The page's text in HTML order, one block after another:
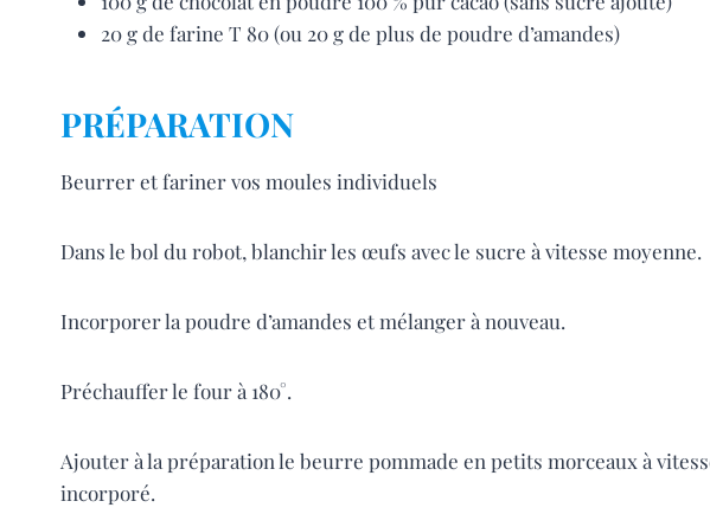
20 g de farine T 80 (ou 20 g de plus de poudre d’amandes)
PRÉPARATION
Beurrer et fariner vos moules individuels
Dans le bol du robot, blanchir les œufs avec le sucre à vitesse moyenne.
Incorporer la poudre d’amandes et mélanger à nouveau.
Préchauffer le four à 180°.
Ajouter à la préparation le beurre pommade en petits morceaux à
incorporé.